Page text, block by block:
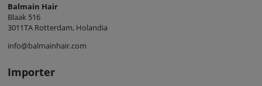
Balmain Hair
Blaak 516
3011TA Rotterdam, Holandia
info@balmainhair.com
Importer